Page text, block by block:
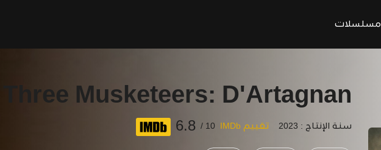
مسلسلات
Musketeers: D'Artagnan
سنة الإنتاج : 2023 تقييم IMDb 10 /
6.8